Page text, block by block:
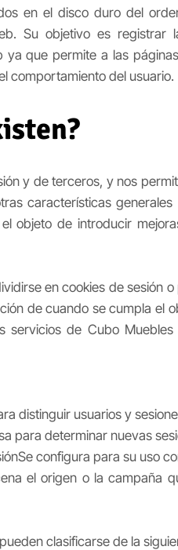
en el disco duro del
Su objetivo es
que permite a las
comportamiento del usuario.
y de terceros, y nos
características
objeto de introducir
en cookies de sesión
de cuando se cumpla el
servicios de Cubo
distinguir usuarios y
para determinar nuevas
configura para su uso
el origen o la campaña
clasificarse de la